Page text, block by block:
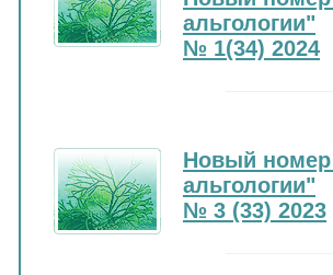
альгологии"
№ 1(34) 2024
Новый
альгологии"
№ 3 (33) 2023